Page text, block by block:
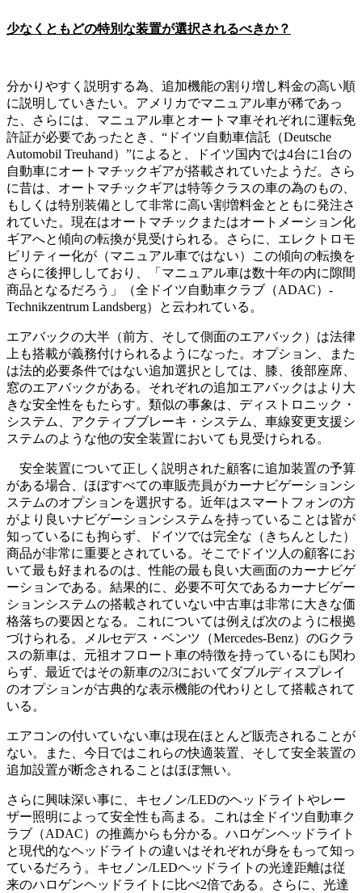
少なくともどの特別な装置が選択されるべきか？
分かりやすく説明する為、追加機能の割り増し料金の高い順
に説明していきたい。アメリカでマニュアル車が稀であっ
た、さらには、マニュアル車とオートマ車それぞれに運転免
許証が必要であったとき、“ドイツ自動車信託（Deutsche
Automobil Treuhand）”によると、ドイツ国内では4台に1台の
自動車にオートマチックギアが搭載されていたようだ。さら
に昔は、オートマチックギアは特等クラスの車の為のもの、
もしくは特別装備として非常に高い割増料金とともに発注さ
れていた。現在はオートマチックまたはオートメーション化
ギアへと傾向の転換が見受けられる。さらに、エレクトロモ
ビリティー化が（マニュアル車ではない）この傾向の転換を
さらに後押ししており、「マニュアル車は数十年の内に隙間
商品となるだろう」（全ドイツ自動車クラブ（ADAC）-
Technikzentrum Landsberg）と云われている。
エアバックの大半（前方、そして側面のエアバック）は法律
上も搭載が義務付けられるようになった。オプション、また
は法的必要条件ではない追加選択としては、膝、後部座席、
窓のエアバックがある。それぞれの追加エアバックはより大
きな安全性をもたらす。類似の事象は、ディストロニック・
システム、アクティブブレーキ・システム、車線変更支援シ
ステムのような他の安全装置においても見受けられる。
安全装置について正しく説明された顧客に追加装置の予算
がある場合、ほぼすべての車販売員がカーナビゲーションシ
ステムのオプションを選択する。近年はスマートフォンの方
がより良いナビゲーションシステムを持っていることは皆が
知っているにも拘らず、ドイツでは完全な（きちんとした）
商品が非常に重要とされている。そこでドイツ人の顧客にお
いて最も好まれるのは、性能の最も良い大画面のカーナビゲ
ーションである。結果的に、必要不可欠であるカーナビゲー
ションシステムの搭載されていない中古車は非常に大きな価
格落ちの要因となる。これについては例えば次のように根拠
づけられる。メルセデス・ベンツ（Mercedes-Benz）のGクラ
スの新車は、元祖オフロート車の特徴を持っているにも関わ
らず、最近ではその新車の2/3においてダブルディスプレイ
のオプションが古典的な表示機能の代わりとして搭載されて
いる。
エアコンの付いていない車は現在ほとんど販売されることが
ない。また、今日ではこれらの快適装置、そして安全装置の
追加設置が断念されることはほぼ無い。
さらに興味深い事に、キセノン/LEDのヘッドライトやレー
ザー照明によって安全性も高まる。これは全ドイツ自動車ク
ラブ（ADAC）の推薦からも分かる。ハロゲンヘッドライト
と現代的なヘッドライトの違いはそれぞれが身をもって知っ
ているだろう。キセノン/LEDヘッドライトの光達距離は従
来のハロゲンヘッドライトに比べ2倍である。さらに、光達